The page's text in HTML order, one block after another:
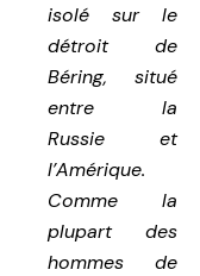
isolé sur le
détroit de
Béring, situé
entre la
Russie et
l’Amérique.
Comme la
plupart des
hommes de